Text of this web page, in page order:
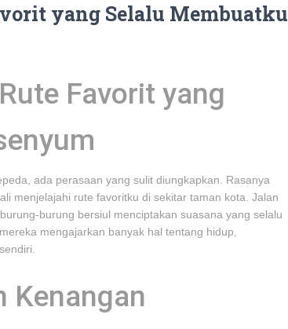
yang Selalu Membuatku
Favorit yang
ada perasaan yang sulit diungkapkan. Rasanya
menjelajahi rute favoritku di sekitar taman kota. Jalan
burung bersiul menciptakan suasana yang selalu
mengajarkan banyak hal tentang hidup,
Kenangan